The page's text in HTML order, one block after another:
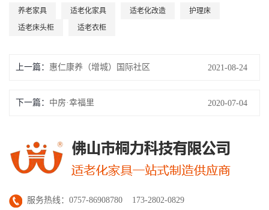
养老家具 适老化家具 适老化改造
护理床
适老床头柜
适老衣柜
上一篇： 惠仁康养（增城）国际社区 2021-08-24
下一篇： 中房·幸福里 2020-07-04
服务热线：0757-86908780 173-2802-0829